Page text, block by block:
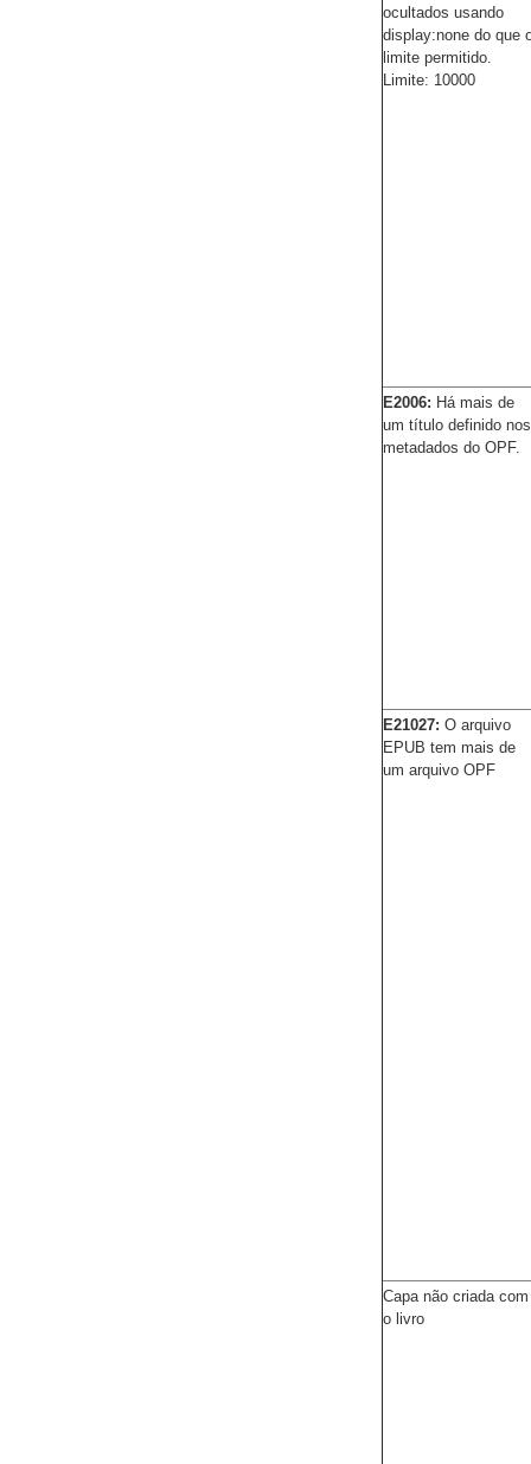
ocultados usando
display:none do que
limite permitido.
Limite: 10000
E2006: Há mais de
um título definido nos
metadados do OPF.
E21027: O arquivo
EPUB tem mais de
um arquivo OPF
Capa não criada com
o livro